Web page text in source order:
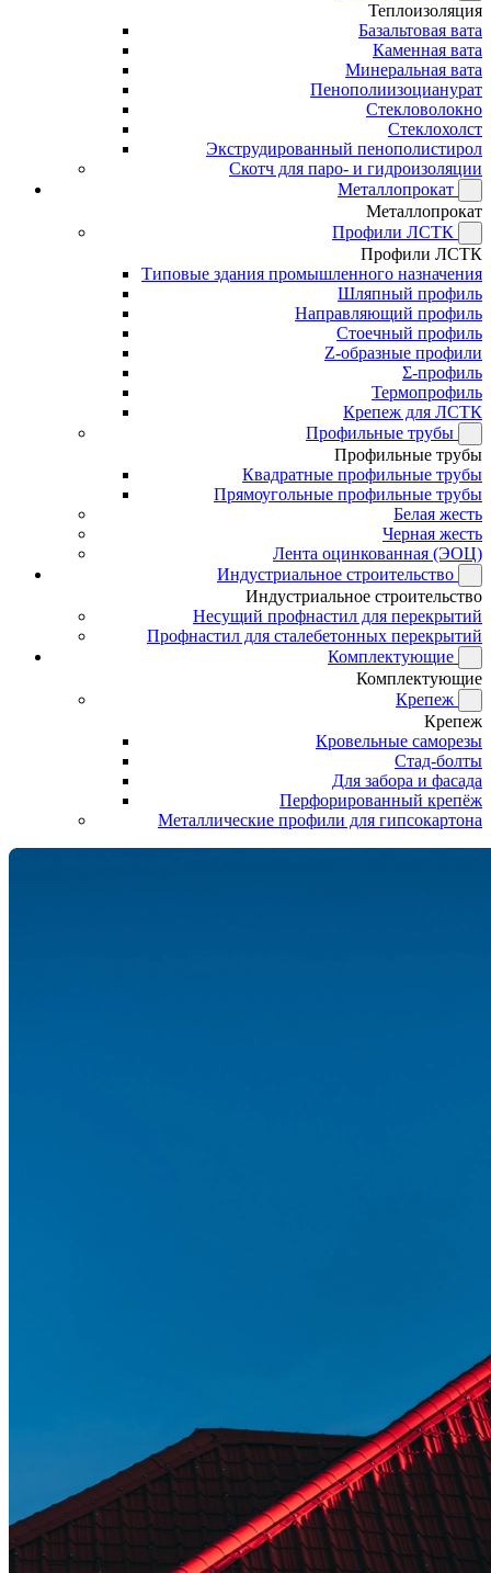
Теплоизоляция
Базальтовая вата
Каменная вата
Минеральная вата
Пенополиизоцианурат
Стекловолокно
Стеклохолст
Экструдированный пенополистирол
Скотч для паро- и гидроизоляции
Металлопрокат
Металлопрокат
Профили ЛСТК
Профили ЛСТК
Типовые здания промышленного назначения
Шляпный профиль
Направляющий профиль
Стоечный профиль
Z-образные профили
Σ-профиль
Термопрофиль
Крепеж для ЛСТК
Профильные трубы
Профильные трубы
Квадратные профильные трубы
Прямоугольные профильные трубы
Белая жесть
Черная жесть
Лента оцинкованная (ЭОЦ)
Индустриальное строительство
Индустриальное строительство
Несущий профнастил для перекрытий
Профнастил для сталебетонных перекрытий
Комплектующие
Комплектующие
Крепеж
Крепеж
Кровельные саморезы
Стад-болты
Для забора и фасада
Перфорированный крепёж
Металлические профили для гипсокартона